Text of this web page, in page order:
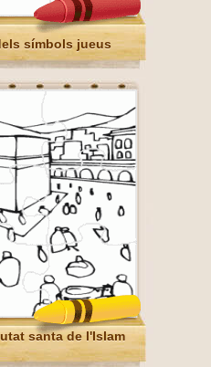
símbols jueus
santa de l'Islam